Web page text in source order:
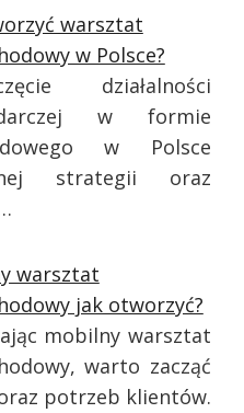
warsztat
w Polsce?
działalności
w formie
w Polsce
strategii oraz
warsztat
jak otworzyć?
mobilny warsztat
warto zacząć
potrzeb klientów.